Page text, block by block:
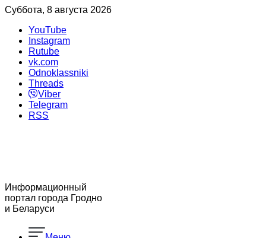
Суббота, 8 августа 2026
YouTube
Instagram
Rutube
vk.com
Odnoklassniki
Threads
Viber
Telegram
RSS
Информационный
портал города Гродно
и Беларуси